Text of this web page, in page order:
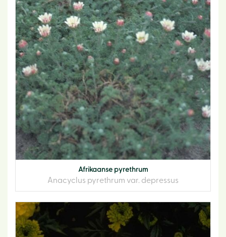
Afrikaanse pyrethrum
Anacyclus pyrethrum var. depressus